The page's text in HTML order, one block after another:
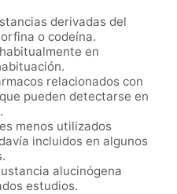
derivadas del
o codeína.
en
relacionados con
pueden detectarse en
menos utilizados
incluidos en algunos
alucinógena
estudios.